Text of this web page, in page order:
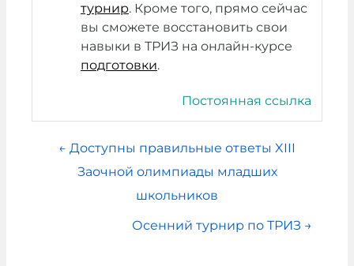
турнир. Кроме того, прямо сейчас
вы сможете восстановить свои
навыки в ТРИЗ на онлайн-курсе
подготовки.
Постоянная ссылка
← Доступны правильные ответы XIII
Заочной олимпиады младших
школьников
Осенний турнир по ТРИЗ →